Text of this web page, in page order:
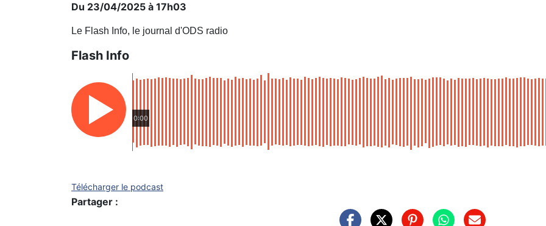
Du 23/04/2025 à 17h03
Le Flash Info, le journal d'ODS radio
Flash Info
0:00
Télécharger le podcast
Partager :